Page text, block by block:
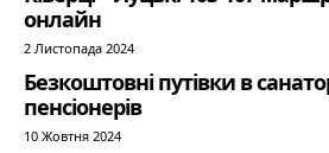
онлайн
2 Листопада 2024
Безкоштовні путівки в
пенсіонерів
10 Жовтня 2024